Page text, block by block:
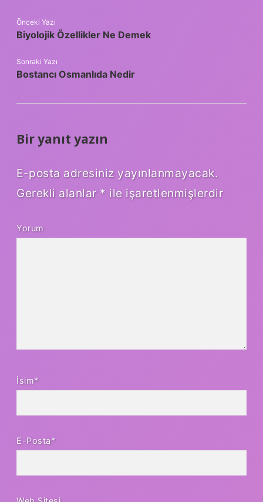
Önceki Yazı
Biyolojik Özellikler Ne Demek
Sonraki Yazı
Bostancı Osmanlıda Nedir
Bir yanıt yazın
E-posta adresiniz yayınlanmayacak.
Gerekli alanlar * ile işaretlenmişlerdir
Yorum
İsim*
E-Posta*